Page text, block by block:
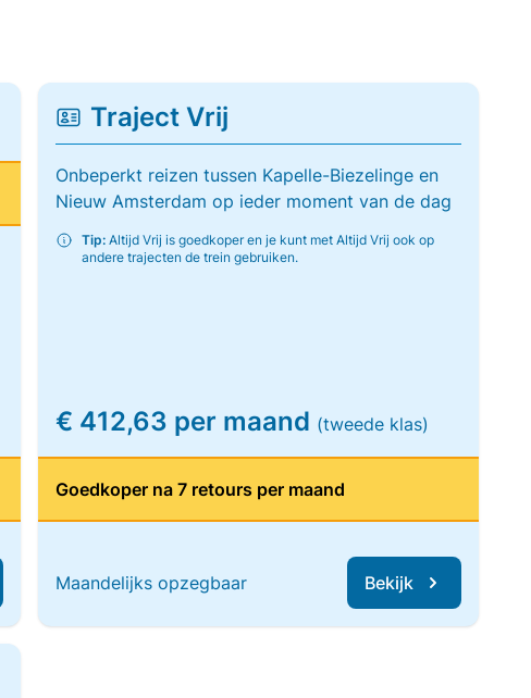
Traject Vrij
Onbeperkt reizen tussen Kapelle-Biezelinge en
Nieuw Amsterdam op ieder moment van de dag
Tip:Altijd Vrij is goedkoper en je kunt met Altijd Vrij ook op
andere trajecten de trein gebruiken.
€ 412,63 per maand (tweede klas)
Goedkoper na 7 retours per maand
Maandelijks opzegbaar Bekijk